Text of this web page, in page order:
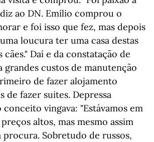
ao DN. Emílio comprou o
e foi isso que fez, mas depois
loucura ter uma casa destas
Daí e da constatação de
grandes custos de manutenção
de fazer alojamento
de fazer suites. Depressa
vingava: "Estávamos em
altos, mas mesmo assim
Sobretudo de russos,